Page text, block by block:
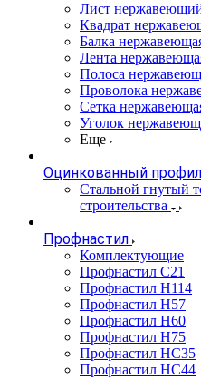
Лист
Квадрат
Балка
Лента
Полоса
Проволока
Сетка
Уголок
Еще
Оцинкованный
Стальной гнутый
строительства
Профнастил
Комплектующие
Профнастил C21
Профнастил Н114
Профнастил Н57
Профнастил Н60
Профнастил Н75
Профнастил НС35
Профнастил НС44